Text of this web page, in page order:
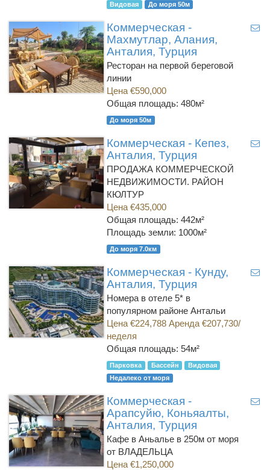
Видовая До моря 50м
Коммерческая -
Махмутлар, Алания,
Анталия, Турция
Ресторан на первой береговой
линии
Цена €590,000
Общая площадь: 480м²
До моря 50м
Коммерческая - Кепез,
Анталия, Турция
ПРОДАЖА КОММЕРЧЕСКОЙ
НЕДВИЖИМОСТИ. РАЙОН
КЮЛТУР
Цена €435,000
Общая площадь: 442м²
Площадь земли: 1000м²
До моря 7.0км
Коммерческая - Кунду,
Анталия, Турция
Номера в отеле 5* в
популярном районе Антальи
Цена €224,788 Аренда €207,730/
неделя
Общая площадь: 54м²
Парковка Бассейн
Видовая
Недалеко от моря
Коммерческая -
Арапсуйю, Коньяалты,
Анталия, Турция
Кафе в Аньалье в 250м от моря
от ВЛАДЕЛЬЦА
Цена €1,250,000